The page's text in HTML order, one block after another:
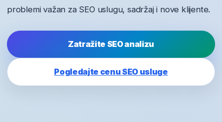
problemi važan za SEO uslugu, sadržaj i nove klijente.
Zatražite SEO analizu
Pogledajte cenu SEO usluge